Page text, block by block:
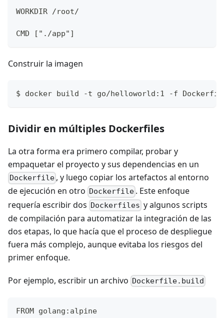
WORKDIR /root/
CMD ["./app"]
Construir la imagen
$ docker build -t go/helloworld:1 -f
Dividir en múltiples Dockerfiles
La otra forma era primero compilar, probar y
empaquetar el proyecto y sus dependencias en un
Dockerfile , y luego copiar los artefactos al entorno
de ejecución en otro Dockerfile . Este enfoque
requería escribir dos Dockerfiles y algunos scripts
de compilación para automatizar la integración de las
dos etapas, lo que hacía que el proceso de despliegue
fuera más complejo, aunque evitaba los riesgos del
primer enfoque.
Por ejemplo, escribir un archivo Dockerfile.build
FROM golang:alpine